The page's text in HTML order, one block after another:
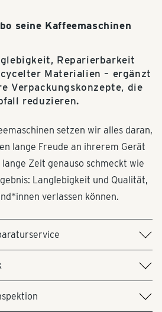
seine Kaffeemaschinen
Reparierbarkeit
Materialien – ergänzt
Verpackungskonzepte, die
reduzieren.
setzen wir alles daran,
lange Freude an ihrerem Gerät
Zeit genauso schmeckt wie
Langlebigkeit und Qualität,
verlassen können.
über den Tchibo
ein Anfrageformular unter
Abhängig vom Defekt des
verfügen über eine
mehreren Minuten. Das spart